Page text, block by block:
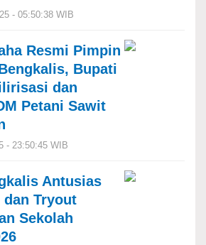
- 05:50:38 WIB
Resmi Pimpin
Bupati
dan
Petani Sawit
- 23:50:45 WIB
Antusias
Tryout
Sekolah